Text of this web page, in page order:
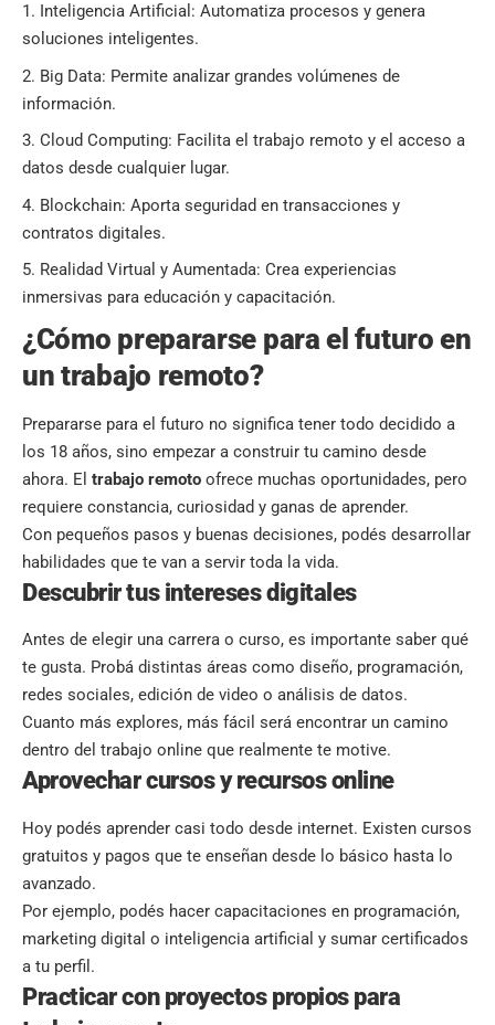
Inteligencia Artificial: Automatiza procesos y genera
soluciones inteligentes.
Big Data: Permite analizar grandes volúmenes de
información.
Cloud Computing: Facilita el trabajo remoto y el acceso a
datos desde cualquier lugar.
Blockchain: Aporta seguridad en transacciones y
contratos digitales.
Realidad Virtual y Aumentada: Crea experiencias
inmersivas para educación y capacitación.
¿Cómo prepararse para el futuro en
un trabajo remoto?
Prepararse para el futuro no significa tener todo decidido a
los 18 años, sino empezar a construir tu camino desde
ahora. El trabajo remoto ofrece muchas oportunidades, pero
requiere constancia, curiosidad y ganas de aprender.
Con pequeños pasos y buenas decisiones, podés desarrollar
habilidades que te van a servir toda la vida.
Descubrir tus intereses digitales
Antes de elegir una carrera o curso, es importante saber qué
te gusta. Probá distintas áreas como diseño, programación,
redes sociales, edición de video o análisis de datos.
Cuanto más explores, más fácil será encontrar un camino
dentro del trabajo online que realmente te motive.
Aprovechar cursos y recursos online
Hoy podés aprender casi todo desde internet. Existen cursos
gratuitos y pagos que te enseñan desde lo básico hasta lo
avanzado.
Por ejemplo, podés hacer capacitaciones en programación,
marketing digital o inteligencia artificial y sumar certificados
a tu perfil.
Practicar con proyectos propios para